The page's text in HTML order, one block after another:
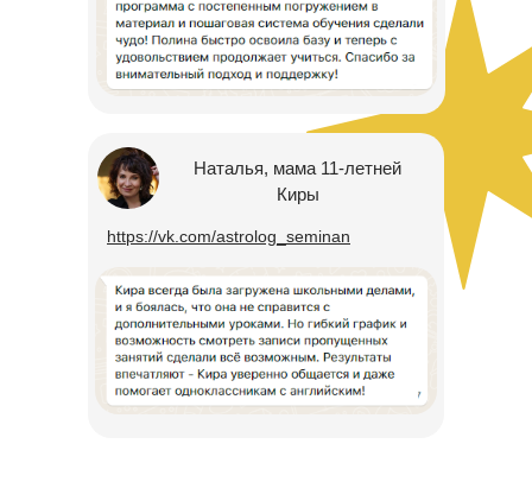
Наталья, мама 11-летней
Киры
https://vk.com/astrolog_seminan